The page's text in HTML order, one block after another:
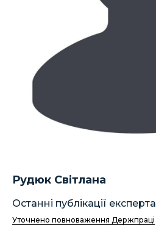
Рудюк Світлана
Останні публікації експерта
Уточнено повноваження Держпраці